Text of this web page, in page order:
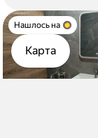
Нашлось на
Карта